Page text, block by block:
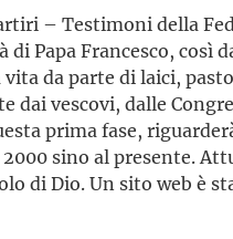
– Testimoni della
di Papa Francesco,
da parte di laici,
dai vescovi, dalle
prima fase,
sino al presente.
di Dio. Un sito web è